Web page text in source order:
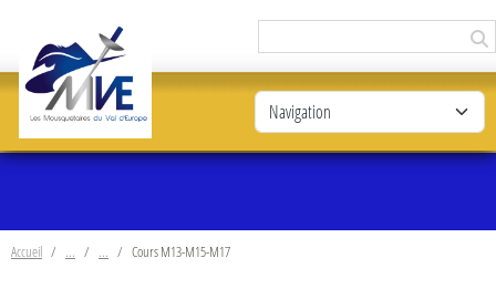
Accueil Cours M13-M15-M17